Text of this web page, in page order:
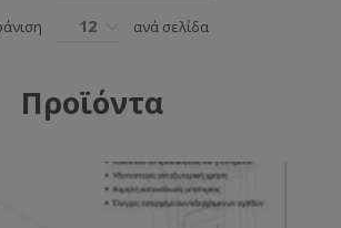
12 ανά σελίδα
Προϊόντα